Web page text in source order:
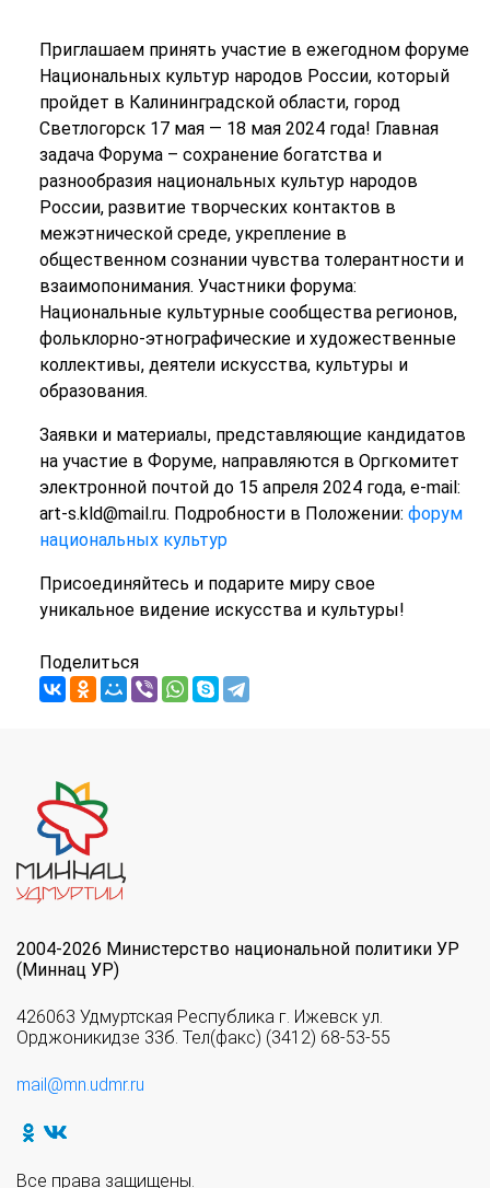
Приглашаем принять участие в ежегодном форуме
Национальных культур народов России, который
пройдет в Калининградской области, город
Светлогорск 17 мая — 18 мая 2024 года! Главная
задача Форума – сохранение богатства и
разнообразия национальных культур народов
России, развитие творческих контактов в
межэтнической среде, укрепление в
общественном сознании чувства толерантности и
взаимопонимания. Участники форума:
Национальные культурные сообщества регионов,
фольклорно-этнографические и художественные
коллективы, деятели искусства, культуры и
образования.
Заявки и материалы, представляющие кандидатов
на участие в Форуме, направляются в Оргкомитет
электронной почтой до 15 апреля 2024 года, e-mail:
art-s.kld@mail.ru. Подробности в Положении: форум
национальных культур
Присоединяйтесь и подарите миру свое
уникальное видение искусства и культуры!
Поделиться
2004-2026 Министерство национальной политики УР
(Миннац УР)
426063 Удмуртская Республика г. Ижевск ул.
Орджоникидзе 33б. Тел(факс) (3412) 68-53-55
mail@mn.udmr.ru
Все права защищены.